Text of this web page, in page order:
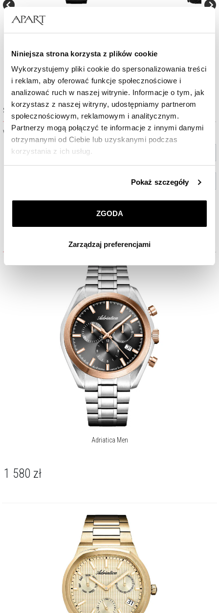
Niniejsza strona korzysta z plików cookie
Wykorzystujemy pliki cookie do spersonalizowania treści
i reklam, aby oferować funkcje społecznościowe i
analizować ruch w naszej witrynie. Informacje o tym, jak
korzystasz z naszej witryny, udostępniamy partnerom
społecznościowym, reklamowym i analitycznym.
Partnerzy mogą połączyć te informacje z innymi danymi
otrzymanymi od Ciebie lub uzyskanymi podczas
korzystania z ich usług.
przez nas plików cookie znajdziesz wPolityce
korzystamy. Możesz również wybrać jaki rodzaj plików
Zarządzaj preferencjami. W każdej chwili możesz
dokonać zmiany wybranych przez Ciebie plików cookie.
Pokaż szczegóły
ZGODA
Zarządzaj preferencjami
Zegarek męski Adriatica Men
990 zł 1 180
Sprawdź dostępność w salonie
Wybierz miasto lub salon
Wybierz miasto
Inni Klienci oglądali również
Adriatica Men
1 580 zł